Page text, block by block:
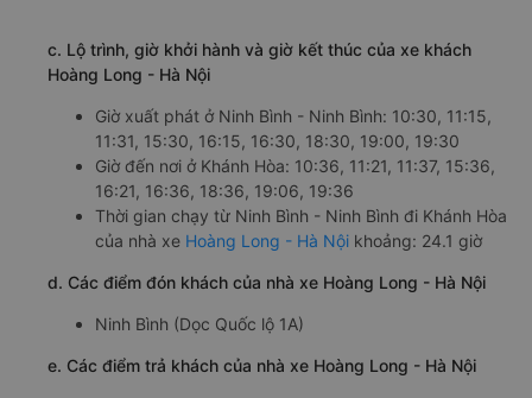
hành khách từ Ninh Bình - Ninh Bình đi Khánh Hòa. Nhà
xe được nhiều khách hàng tin tưởng lựa chọn bởi đội ngũ
nhân viên tư vấn nhiệt tình, tài xế giàu kinh nghiệm và xe
khách chất lượng cao. Dàn xe của nhà xe Hoàng Long -
Hà Nội đi Khánh Hòa từ Ninh Bình - Ninh Bình được trang
bị đầy đủ tiện nghi như điều hòa, nước uống, wifi tốc độ
cao miễn phí, giúp hành khách có một chuyến đi thoải
mái và thư giãn. Đặc biệt, lái xe của nhà xe Hoàng Long -
Hà Nội đều rất tuân thủ luật giao thông, đảm bảo an toàn
cho hành khách.